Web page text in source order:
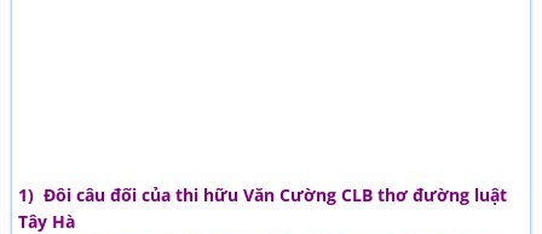
1) Đôi câu đối của thi hữu Văn Cường CLB thơ đường luật
Tây Hà